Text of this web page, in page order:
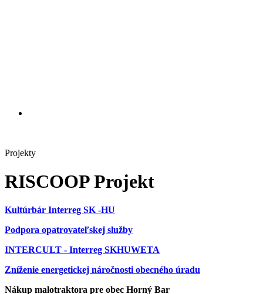
Projekty
RISCOOP Projekt
Kultúrbár Interreg SK -HU
Podpora opatrovateľskej služby
INTERCULT - Interreg SKHUWETA
Zníženie energetickej náročnosti obecného úradu
Nákup malotraktora pre obec Horný Bar